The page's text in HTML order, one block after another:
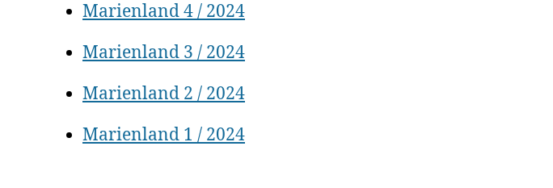
Marienland 4 / 2024
Marienland 3 / 2024
Marienland 2 / 2024
Marienland 1 / 2024